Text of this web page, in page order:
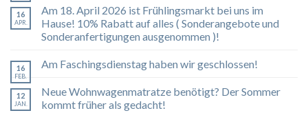
16
APR.
Am 18. April 2026 ist Frühlingsmarkt bei uns im
Hause! 10% Rabatt auf alles ( Sonderangebote und
Sonderanfertigungen ausgenommen )!
16
FEB.
Am Faschingsdienstag haben wir geschlossen!
12
JAN.
Neue Wohnwagenmatratze benötigt? Der Sommer
kommt früher als gedacht!